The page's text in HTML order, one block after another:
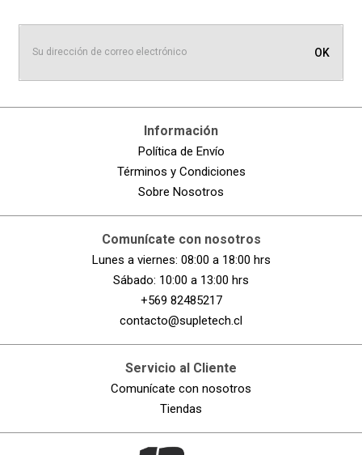
Escribe un comentario
OK
Información
Política de Envío
Términos y Condiciones
Sobre Nosotros
Comunícate con nosotros
Lunes a viernes: 08:00 a 18:00 hrs
Sábado: 10:00 a 13:00 hrs
+569 82485217
contacto@supletech.cl
Servicio al Cliente
Comunícate con nosotros
Tiendas